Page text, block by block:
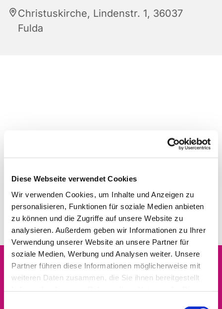
Diese Webseite verwendet Cookies
Wir verwenden Cookies, um Inhalte und Anzeigen zu
personalisieren, Funktionen für soziale Medien anbieten
zu können und die Zugriffe auf unsere Website zu
analysieren. Außerdem geben wir Informationen zu Ihrer
Verwendung unserer Website an unsere Partner für
soziale Medien, Werbung und Analysen weiter. Unsere
Partner führen diese Informationen möglicherweise mit
weiteren Daten zusammen, die Sie ihnen bereitgestellt
Christuskirche, Lindenstr. 1, 36037
Fulda
Dies könnte Sie auch
interessieren